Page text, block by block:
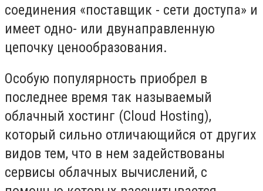
соединения «поставщик - сети доступа» и
имеет одно- или двунаправленную
цепочку ценообразования.
Особую популярность приобрел в
последнее время так называемый
облачный хостинг (Cloud Hosting),
который сильно отличающийся от других
видов тем, что в нем задействованы
сервисы облачных вычислений, с